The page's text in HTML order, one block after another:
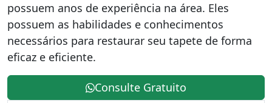
possuem anos de experiência na área. Eles
possuem as habilidades e conhecimentos
necessários para restaurar seu tapete de forma
eficaz e eficiente.
Consulte Gratuito